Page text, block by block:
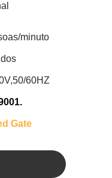
minuto
60HZ
Gate